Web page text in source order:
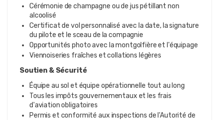
Cérémonie de champagne ou de jus pétillant non
alcoolisé
Certificat de vol personnalisé avec la date, la signature
du pilote et le sceau de la compagnie
Opportunités photo avec la montgolfière et l'équipage
Viennoiseries fraîches et collations légères
Soutien & Sécurité
Équipe au sol et équipe opérationnelle tout au long
Tous les impôts gouvernementaux et les frais
d'aviation obligatoires
Permis et conformité aux inspections de l'Autorité de